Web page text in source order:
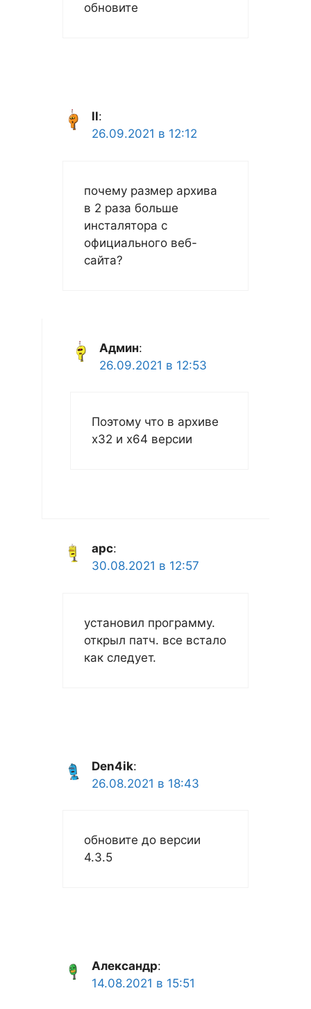
обновите
ll:
26.09.2021 в 12:12
почему размер архива
в 2 раза больше
инсталятора с
официального веб-
сайта?
Админ:
26.09.2021 в 12:53
Поэтому что в архиве
x32 и x64 версии
арс:
30.08.2021 в 12:57
установил программу.
открыл патч. все встало
как следует.
Den4ik:
26.08.2021 в 18:43
обновите до версии
4.3.5
Александр:
14.08.2021 в 15:51